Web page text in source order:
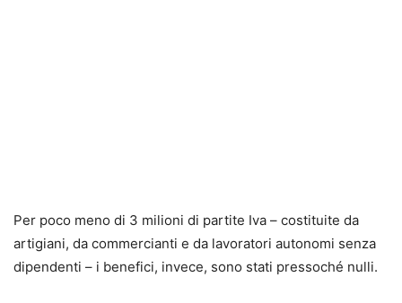
Per poco meno di 3 milioni di partite Iva – costituite da
artigiani, da commercianti e da lavoratori autonomi senza
dipendenti – i benefici, invece, sono stati pressoché nulli.